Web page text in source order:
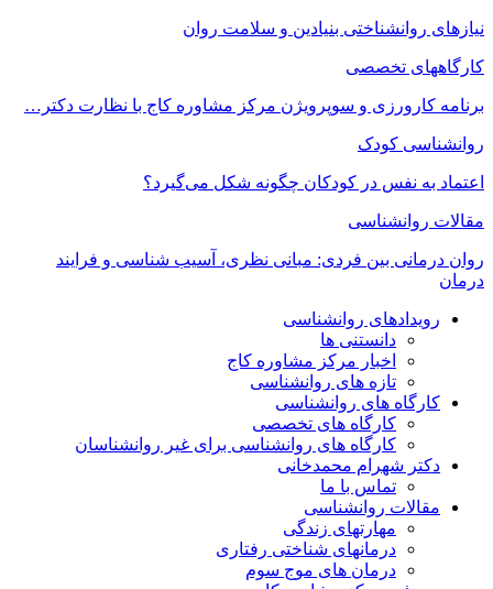
نیازهای روانشناختی بنیادین و سلامت روان
کارگاههای تخصصی
برنامه کارورزی و سوپرویژن مرکز مشاوره کاج با نظارت دکتر…
روانشناسی کودک
اعتماد به‌ نفس در کودکان چگونه شکل می‌گیرد؟
مقالات روانشناسی
روان درمانی بین فردی: مبانی نظری، آسیب شناسی و فرایند
درمان
رویدادهای روانشناسی
دانستنی ها
اخبار مرکز مشاوره کاج
تازه های روانشناسی
کارگاه های روانشناسی
کارگاه های تخصصی
کارگاه های روانشناسی برای غیر روانشناسان
دکتر شهرام محمدخانی
تماس با ما
مقالات روانشناسی
مهارتهای زندگی
درمانهای شناختی رفتاری
درمان های موج سوم